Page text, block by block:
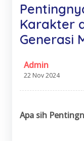
Karakter
Generasi
Admin
22 Nov 2024
Apa sih